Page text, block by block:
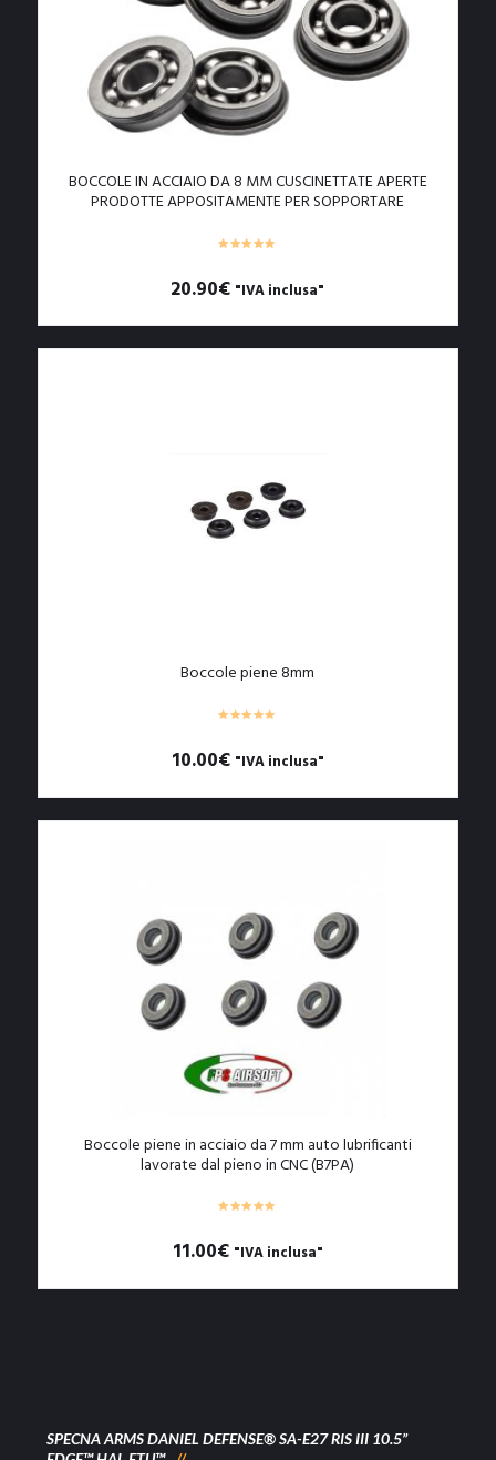
BOCCOLE IN ACCIAIO DA 8 MM CUSCINETTATE APERTE
PRODOTTE APPOSITAMENTE PER SOPPORTARE
20.90€ "IVA inclusa"
Boccole piene 8mm
10.00€ "IVA inclusa"
Boccole piene in acciaio da 7 mm auto lubrificanti
lavorate dal pieno in CNC (B7PA)
11.00€ "IVA inclusa"
SPECNA ARMS DANIEL DEFENSE® SA-E27 RIS III 10.5”